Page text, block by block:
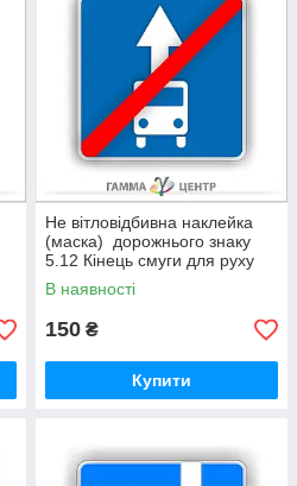
Не вітловідбивна наклейка
(маска) дорожнього знаку
5.12 Кінець смуги для руху
маршрутних транспортних
засобів
В наявності
150 ₴
Купити